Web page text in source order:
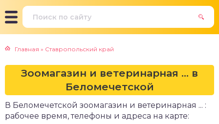
Главная » Ставропольский край
Зоомагазин и ветеринарная ... в
Беломечетской
В Беломечетской зоомагазин и ветеринарная ... :
рабочее время, телефоны и адреса на карте: